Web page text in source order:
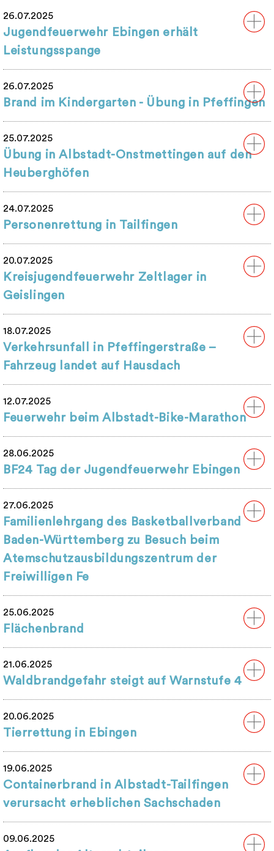
26.07.2025
Jugendfeuerwehr Ebingen erhält
Leistungsspange
26.07.2025
Brand im Kindergarten - Übung in Pfeffingen
25.07.2025
Übung in Albstadt-Onstmettingen auf den
Heuberghöfen
24.07.2025
Personenrettung in Tailfingen
20.07.2025
Kreisjugendfeuerwehr Zeltlager in
Geislingen
18.07.2025
Verkehrsunfall in Pfeffingerstraße –
Fahrzeug landet auf Hausdach
12.07.2025
Feuerwehr beim Albstadt-Bike-Marathon
28.06.2025
BF24 Tag der Jugendfeuerwehr Ebingen
27.06.2025
Familienlehrgang des Basketballverband
Baden-Württemberg zu Besuch beim
Atemschutzausbildungszentrum der
Freiwilligen Fe
25.06.2025
Flächenbrand
21.06.2025
Waldbrandgefahr steigt auf Warnstufe 4
20.06.2025
Tierrettung in Ebingen
19.06.2025
Containerbrand in Albstadt-Tailfingen
verursacht erheblichen Sachschaden
09.06.2025